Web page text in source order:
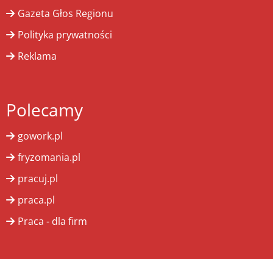
Gazeta Głos Regionu
Polityka prywatności
Reklama
Polecamy
gowork.pl
fryzomania.pl
pracuj.pl
praca.pl
Praca - dla firm